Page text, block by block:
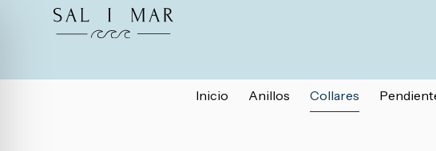
Inicio Anillos Collares